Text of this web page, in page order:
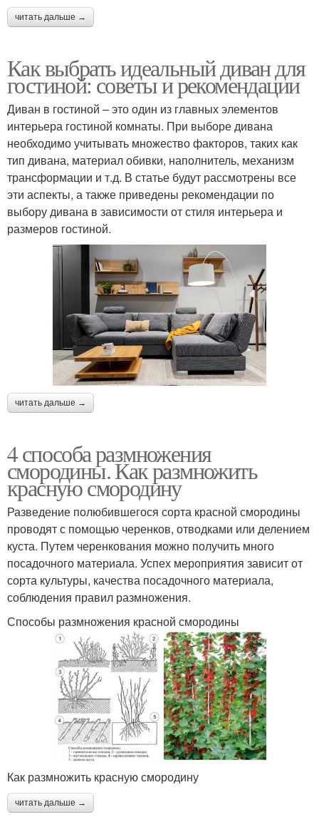
читать дальше →
Как выбрать идеальный диван для
гостиной: советы и рекомендации
Диван в гостиной – это один из главных элементов
интерьера гостиной комнаты. При выборе дивана
необходимо учитывать множество факторов, таких как
тип дивана, материал обивки, наполнитель, механизм
трансформации и т.д. В статье будут рассмотрены все
эти аспекты, а также приведены рекомендации по
выбору дивана в зависимости от стиля интерьера и
размеров гостиной.
читать дальше →
4 способа размножения
смородины. Как размножить
красную смородину
Разведение полюбившегося сорта красной смородины
проводят с помощью черенков, отводками или делением
куста. Путем черенкования можно получить много
посадочного материала. Успех мероприятия зависит от
сорта культуры, качества посадочного материала,
соблюдения правил размножения.
Способы размножения красной смородины
Как размножить красную смородину
читать дальше →